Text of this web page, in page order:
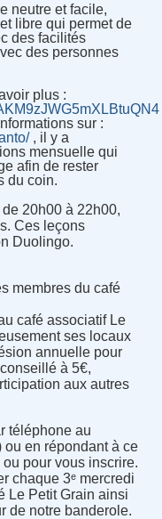
neutre et facile,
libre qui permet de
des facilités
des personnes
plus :
sur :
, il y a
mensuelle qui
afin de rester
du coin.
20h00 à 22h00,
Ces leçons
Duolingo.
membres du café
café associatif Le
ses locaux
annuelle pour
à 5€,
aux autres
téléphone au
en répondant à ce
pour vous inscrire.
chaque 3ᵉ mercredi
Le Petit Grain ainsi
de notre banderole.